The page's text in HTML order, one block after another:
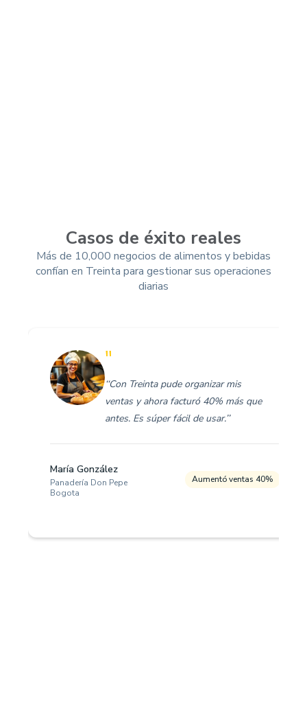
Casos de éxito reales
Más de 10,000 negocios de alimentos y bebidas
confían en Treinta para gestionar sus operaciones
diarias
"
‘‘Con Treinta pude organizar mis
ventas y ahora facturó 40% más que
antes. Es súper fácil de usar.’’
María González
Panadería Don Pepe
Bogota
Aumentó ventas 40%